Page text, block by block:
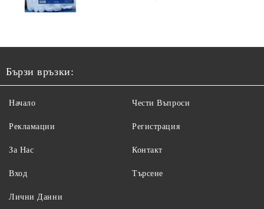
Бързи връзки:
Начало
Рекламации
За Нас
Вход
Чести Въпроси
Регистрация
Контакт
Търсене
Лични Данни